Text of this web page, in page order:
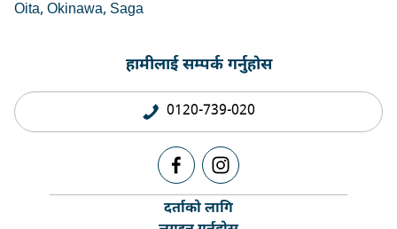
Oita Okinawa Saga
हामीलाई सम्पर्क गर्नुहोस
0120-739-020
दर्ताको लागि